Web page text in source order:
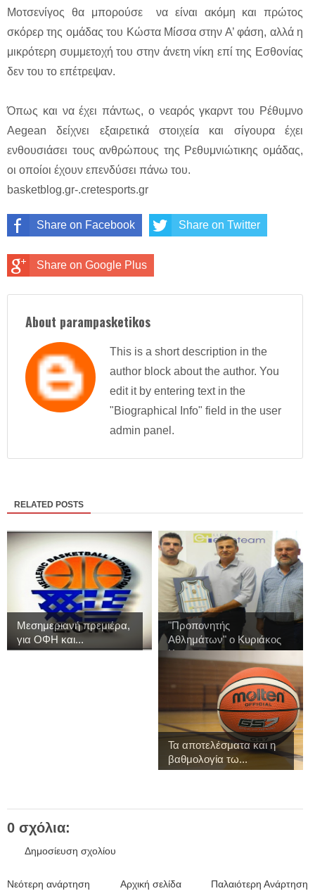
Μοτσενίγος θα μπορούσε να είναι ακόμη και πρώτος
σκόρερ της ομάδας του Κώστα Μίσσα στην Α’ φάση, αλλά η
μικρότερη συμμετοχή του στην άνετη νίκη επί της Εσθονίας
δεν του το επέτρεψαν.
Όπως και να έχει πάντως, ο νεαρός γκαρντ του Ρέθυμνο
Aegean δείχνει εξαιρετικά στοιχεία και σίγουρα έχει
ενθουσιάσει τους ανθρώπους της Ρεθυμνιώτικης ομάδας,
οι οποίοι έχουν επενδύσει πάνω του.
basketblog.gr-.cretesports.gr
Share on Facebook Share on Twitter
Share on Google Plus
About parampasketikos
This is a short description in the
author block about the author. You
edit it by entering text in the
"Biographical Info" field in the user
admin panel.
RELATED POSTS
Μεσημεριανή πρεμιέρα,
για ΟΦΗ και...
"Προπονητής
Αθλημάτων" ο Κυριάκος
Κ...
Τα αποτελέσματα και η
βαθμολογία τω...
0 σχόλια:
Δημοσίευση σχολίου
Νεότερη ανάρτηση Παλαιότερη Ανάρτηση
Αρχική σελίδα